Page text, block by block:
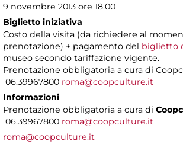
9 novembre 2013 ore 18.00
Biglietto iniziativa
Costo della visita (da richiedere al
prenotazione) + pagamento del biglietto
museo secondo tariffazione vigente.
Prenotazione obbligatoria a cura di
06.39967800 roma@coopculture.it
Informazioni
Prenotazione obbligatoria a cura di
06.39967800 roma@coopculture.it
roma@coopculture.it